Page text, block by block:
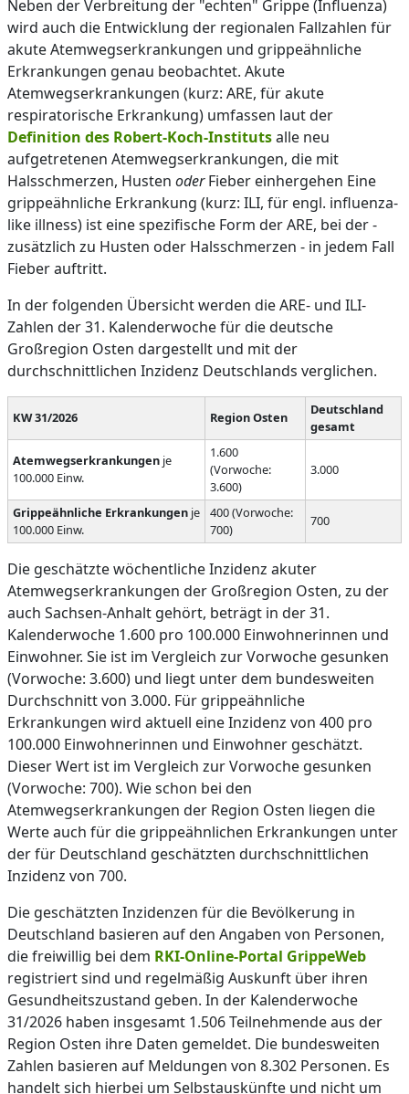
Neben der Verbreitung der "echten" Grippe (Influenza)
wird auch die Entwicklung der regionalen Fallzahlen für
akute Atemwegserkrankungen und grippeähnliche
Erkrankungen genau beobachtet. Akute
Atemwegserkrankungen (kurz: ARE, für akute
respiratorische Erkrankung) umfassen laut der
Definition des Robert-Koch-Institutsalle neu
aufgetretenen Atemwegserkrankungen, die mit
Halsschmerzen, Husten oderFieber einhergehen Eine
grippeähnliche Erkrankung (kurz: ILI, für engl. influenza-
like illness) ist eine spezifische Form der ARE, bei der -
zusätzlich zu Husten oder Halsschmerzen - in jedem Fall
Fieber auftritt.
In der folgenden Übersicht werden die ARE- und ILI-
Zahlen der 31. Kalenderwoche für die deutsche
Großregion Osten dargestellt und mit der
durchschnittlichen Inzidenz Deutschlands verglichen.
KW 31/2026 Region Osten
Deutschland
gesamt
Atemwegserkrankungenje
100.000 Einw.
1.600
(Vorwoche:
3.600)
3.000
Grippeähnliche Erkrankungenje
100.000 Einw.
400 (Vorwoche:
700)
700
Die geschätzte wöchentliche Inzidenz akuter
Atemwegserkrankungen der Großregion Osten, zu der
auch Sachsen-Anhalt gehört, beträgt in der 31.
Kalenderwoche 1.600 pro 100.000 Einwohnerinnen und
Einwohner. Sie ist im Vergleich zur Vorwoche gesunken
(Vorwoche: 3.600) und liegt unter dem bundesweiten
Durchschnitt von 3.000. Für grippeähnliche
Erkrankungen wird aktuell eine Inzidenz von 400 pro
100.000 Einwohnerinnen und Einwohner geschätzt.
Dieser Wert ist im Vergleich zur Vorwoche gesunken
(Vorwoche: 700). Wie schon bei den
Atemwegserkrankungen der Region Osten liegen die
Werte auch für die grippeähnlichen Erkrankungen unter
der für Deutschland geschätzten durchschnittlichen
Inzidenz von 700.
Die geschätzten Inzidenzen für die Bevölkerung in
Deutschland basieren auf den Angaben von Personen,
die freiwillig bei dem RKI-Online-Portal GrippeWeb
registriert sind und regelmäßig Auskunft über ihren
Gesundheitszustand geben. In der Kalenderwoche
31/2026 haben insgesamt 1.506 Teilnehmende aus der
Region Osten ihre Daten gemeldet. Die bundesweiten
Zahlen basieren auf Meldungen von 8.302 Personen. Es
handelt sich hierbei um Selbstauskünfte und nicht um